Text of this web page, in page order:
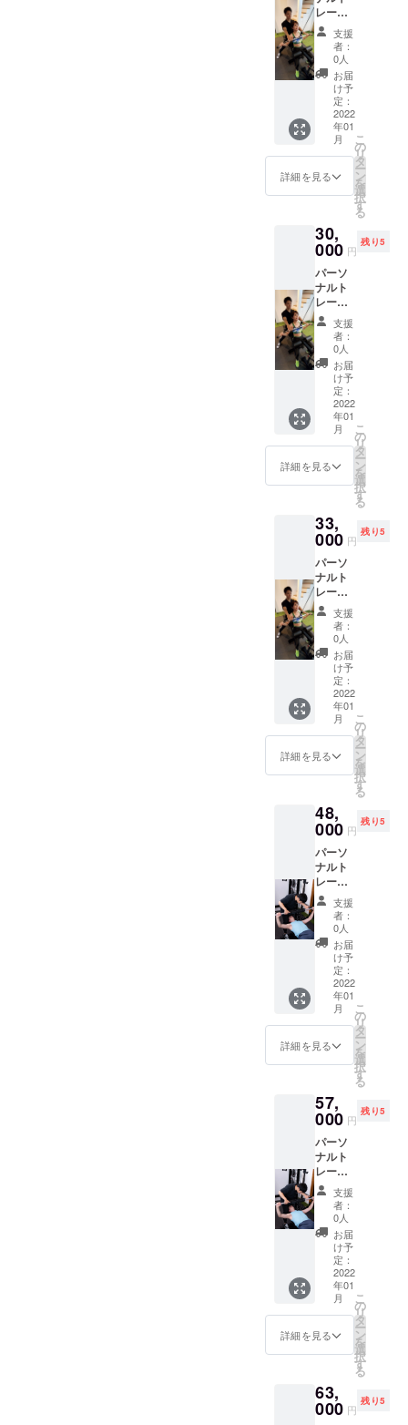
ルを全
て提供
致しま
す。
LINEに
よる食
事指
導。が
セット
になっ
ており
ます。
年1月4
日〜
2022年
3月31日
レーニ
ング60
分×4回
のコー
スで
す！ 単
発でや
るより
お得な
クラウ
ドファ
ンディ
ング限
定価格
供いた
しま
す！
ウェ
ア・
シュー
ズ等の
レンタ
ルを全
て提供
致しま
す。
LINEに
よる食
事指
導。が
セット
ご利用
可能期
間:2022
年1月4
日〜
2022年
3月31日
支援
者：
0人
お届
け予
定：
2022
年01
月
詳細を見る
こ
の
リ
タ
ー
ン
を
選
択
す
る
30,
000 円
残り5
パーソ
ナルト
レーニ
ング60
分+ペア
スト
レッチ
30分×4
回の
コース
単発で
やるよ
りお得
な クラ
ウド
ファン
グ限定
価格に
なって
おりま
す！
ウェ
ア・
シュー
ズ等の
レンタ
ルを全
て提供
致しま
す。
LINEに
よる食
事指
ており
ます。
ご利用
可能期
間:2022
年1月4
日〜
2022年
3月31日
支援
者：
0人
お届
け予
定：
2022
年01
月
詳細を見る
こ
の
リ
タ
ー
ン
を
選
択
す
る
33,
000 円
残り5
パーソ
ナルト
レーニ
ング30
分+キッ
クボク
ササイ
ズ30分
×4回の
コース
単発で
やるよ
りお得
な クラ
ウド
ファン
グ限定
価格に
なって
おりま
す！
ウェ
ア・
シュー
ズ等の
レンタ
ルを全
て提供
致しま
す。
LINEに
よる食
事指
ており
ます。
ご利用
可能期
間:2022
年1月4
日〜
2022年
3月31日
支援
者：
0人
お届
け予
定：
2022
年01
月
詳細を見る
こ
の
リ
タ
ー
ン
を
選
択
す
る
48,
000 円
残り5
パーソ
ナルト
レーニ
ング60
分×8回
コース
4回コー
スでや
るより
お得な
クラウ
ドファ
ンディ
ング限
定価格
になっ
ます！
ウェ
ア・
シュー
ズ等の
レンタ
ルを全
て提供
致しま
す。
LINEに
よる食
事指
導。が
セット
になっ
ており
間:2022
年1月4
日〜
支援
者：
0人
お届
け予
定：
2022
年01
月
詳細を見る
こ
の
リ
タ
ー
ン
を
選
択
す
る
57,
000 円
残り5
パーソ
ナルト
レーニ
ング60
分+ペア
スト
レッチ
30分×8
回コー
ス 4回
コース
でやる
よりお
得な ク
ラウド
ファン
グ限定
価格に
なって
支援
者：
0人
お届
け予
定：
2022
年01
月
詳細を見る
こ
の
リ
タ
ー
ン
を
選
択
す
る
63,
000 円
残り5